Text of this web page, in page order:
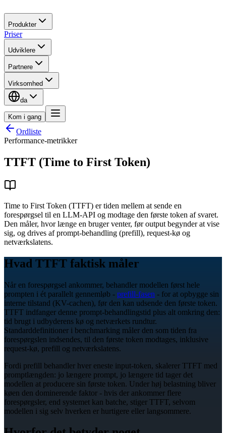
Produkter
Priser
Udviklere
Partnere
Virksomhed
da
Kom i gang
Ordliste
Performance-metrikker
TTFT (Time to First Token)
Time to First Token (TTFT) er tiden mellem at sende en
forespørgsel til en LLM-API og modtage den første token af svaret.
Den måler, hvor længe en bruger venter, før output begynder at vise
sig, og drives af prompt-behandling (prefill), request-kø og
netværkslatens.
Hvad TTFT faktisk måler
Når en forespørgsel ankommer, behandler modellen først hele
prompten i ét parallelt gennemløb - prefill-fasen - for at opbygge sin
interne tilstand (KV-cachen), før den kan udsende den første token.
TTFT indfanger denne prompt-behandlingstid plus alt omkring den:
tid brugt i udbyderens kø og netværkets rundtur.
Standarddefinitioner i benchmarking måler den som tiden fra
forespørgslen indsendes, til den første token modtages, inklusive
request-kø, prefill og netværkslatens.
Fordi prefill behandler hver eneste input-token, skalerer TTFT med
promptlængden: jo længere prompt, jo længere tid tager det
modellen at producere sin første token. Under høj belastning bliver
køen den dominerende faktor - hvis der ankommer flere
forespørgsler, end systemet kan batche, stiger TTFT, selvom
modellen i sig selv hverken er hurtigere eller langsommere.